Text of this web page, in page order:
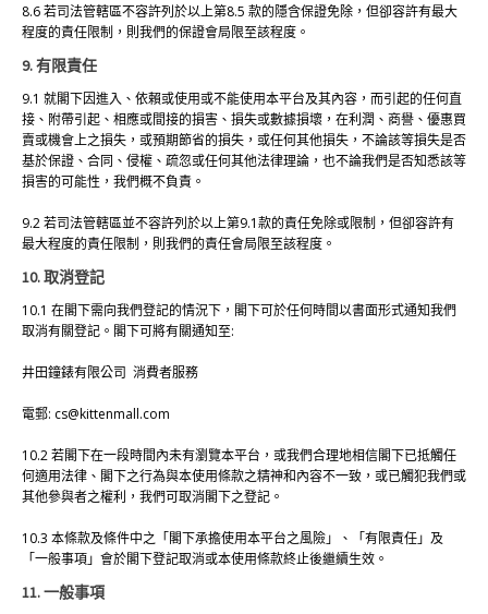
8.6 若司法管轄區不容許列於以上第8.5 款的隱含保證免除，但卻容許有最大
程度的責任限制，則我們的保證會局限至該程度。
9. 有限責任
9.1 就閣下因進入、依賴或使用或不能使用本平台及其內容，而引起的任何直
接、附帶引起、相應或間接的損害、損失或數據損壞，在利潤、商譽、優惠買
賣或機會上之損失，或預期節省的損失，或任何其他損失，不論該等損失是否
基於保證、合同、侵權、疏忽或任何其他法律理論，也不論我們是否知悉該等
損害的可能性，我們概不負責。
9.2 若司法管轄區並不容許列於以上第9.1款的責任免除或限制，但卻容許有
最大程度的責任限制，則我們的責任會局限至該程度。
10. 取消登記
10.1 在閣下需向我們登記的情況下，閣下可於任何時間以書面形式通知我們
取消有關登記。閣下可將有關通知至:
井田鐘錶有限公司 消費者服務
電郵: cs@kittenmall.com
10.2 若閣下在一段時間內未有瀏覽本平台，或我們合理地相信閣下已抵觸任
何適用法律、閣下之行為與本使用條款之精神和內容不一致，或已觸犯我們或
其他參與者之權利，我們可取消閣下之登記。
10.3 本條款及條件中之「閣下承擔使用本平台之風險」、「有限責任」及
「一般事項」會於閣下登記取消或本使用條款終止後繼續生效。
11. 一般事項